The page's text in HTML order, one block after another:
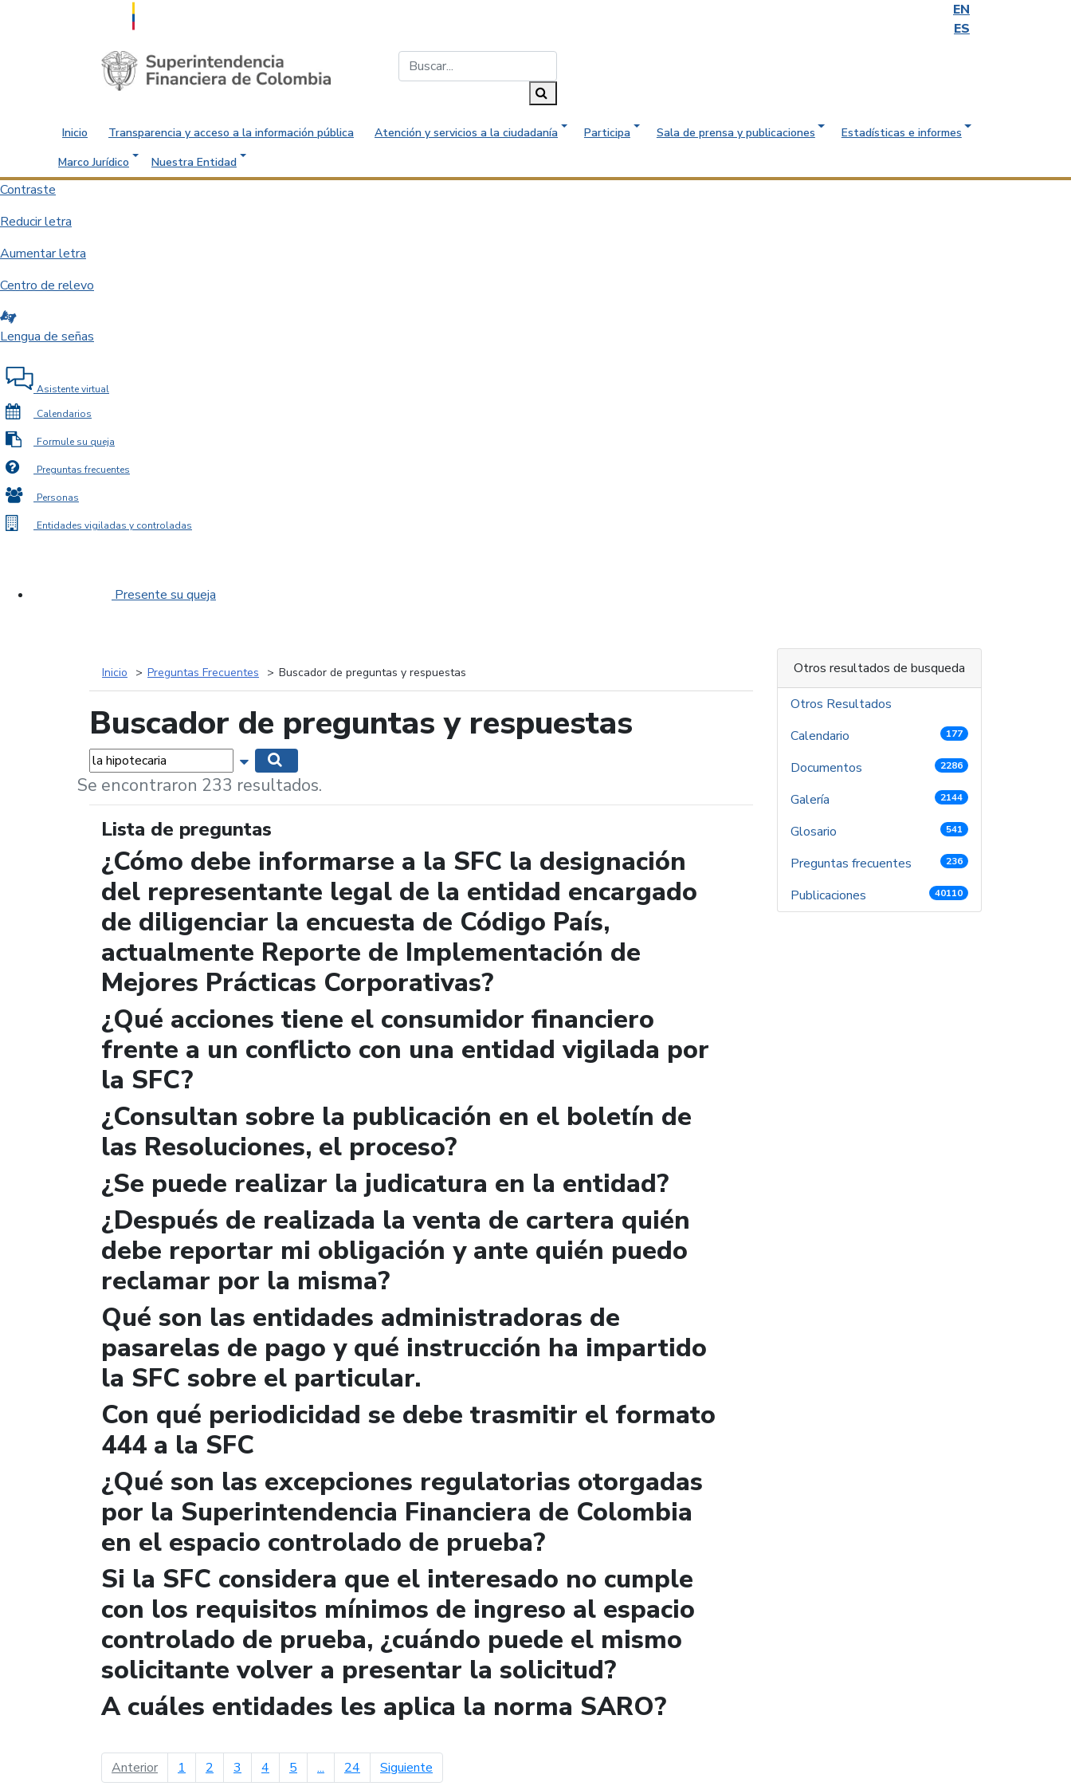
EN
ES
Saltar al contenido principal
Inicio Transparencia y acceso a la información pública Atención y servicios a la ciudadanía Participa Sala de prensa y publicaciones
Estadísticas e informes
Marco Jurídico
Nuestra Entidad
Contraste
Reducir letra
Aumentar letra
Centro de relevo
Lengua de señas
Asistente virtual
Calendarios
Formule su queja
Preguntas frecuentes
Personas
Entidades vigiladas y controladas
Presente su queja
Inicio Preguntas Frecuentes Buscador de preguntas y respuestas
Buscador de preguntas y respuestas
Palabras... Mostrar opciones de búsqueda
Se encontraron 233 resultados.
Lista de preguntas
¿Cómo debe informarse a la SFC la designación
del representante legal de la entidad encargado
de diligenciar la encuesta de Código País,
actualmente Reporte de Implementación de
Mejores Prácticas Corporativas?
¿Qué acciones tiene el consumidor financiero
frente a un conflicto con una entidad vigilada por
la SFC?
¿Consultan sobre la publicación en el boletín de
las Resoluciones, el proceso?
¿Se puede realizar la judicatura en la entidad?
¿Después de realizada la venta de cartera quién
debe reportar mi obligación y ante quién puedo
reclamar por la misma?
Qué son las entidades administradoras de
pasarelas de pago y qué instrucción ha impartido
la SFC sobre el particular.
Con qué periodicidad se debe trasmitir el formato
444 a la SFC
¿Qué son las excepciones regulatorias otorgadas
por la Superintendencia Financiera de Colombia
en el espacio controlado de prueba?
Si la SFC considera que el interesado no cumple
con los requisitos mínimos de ingreso al espacio
controlado de prueba, ¿cuándo puede el mismo
solicitante volver a presentar la solicitud?
A cuáles entidades les aplica la norma SARO?
Anteriorpágina anterior
1 2 3 4 5 ... 24 Siguiente
Otros resultados de busqueda
Otros Resultados
Calendario
177
Documentos 2286
Galería 2144
Glosario 541
Preguntas frecuentes 236
Publicaciones 40110